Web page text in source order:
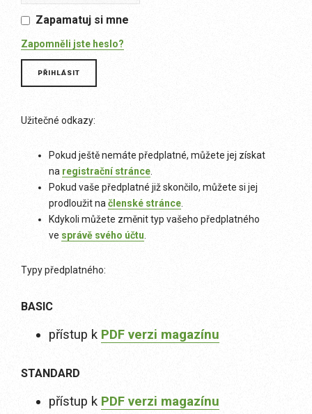
Zapamatuj si mne
Zapomněli jste heslo?
Užitečné odkazy:
Pokud ještě nemáte předplatné, můžete jej získat
na registrační stránce
Pokud vaše předplatné již skončilo, můžete si jej
prodloužit na členské stránce
Kdykoli můžete změnit typ vašeho předplatného
ve správě svého účtu
Typy předplatného:
BASIC
přístup k PDF verzi magazínu
STANDARD
přístup k PDF verzi magazínu